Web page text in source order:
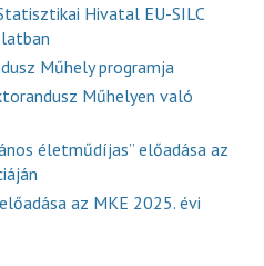
Hivatal EU-SILC
Műhely programja
Műhelyen való
életműdíjas” előadása az
az MKE 2025. évi